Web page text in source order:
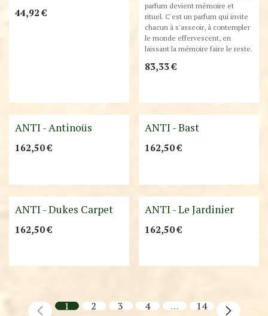
44,92 €
parfum devient mémoire et
rituel. C'est un parfum qui invite
chacun à s'asseoir, à contempler
le monde effervescent, en
laissant la mémoire faire le reste.
83,33€
ANTI - Antinoüs
162,50€ Best-Seller !
ANTI - Bast
162,50€
Best-Seller !
ANTI - Dukes Carpet
162,50€
ANTI - Le Jardinier
162,50€
1 2 3 4 … 14